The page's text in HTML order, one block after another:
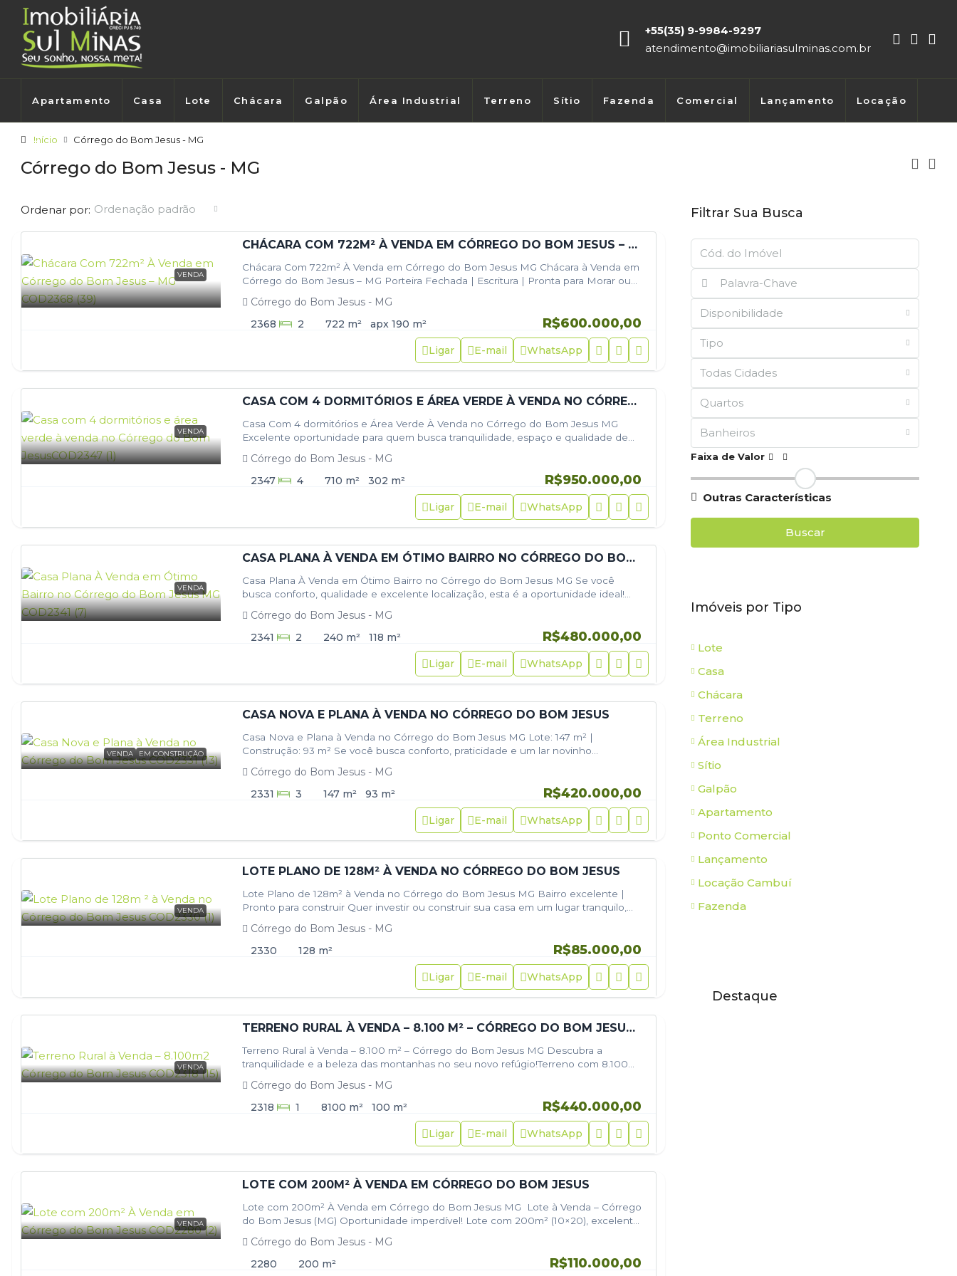
+55(35) 9-9984-9297
atendimento@imobiliariasulminas.com.br
Apartamento Casa Lote Chácara Galpão Área Industrial Terreno Sítio Fazenda Comercial Lançamento Locação
Início Córrego do Bom Jesus - MG
Córrego do Bom Jesus - MG
Ordenar por: Ordenação padrão
VENDA
CHÁCARA COM 722M² À VENDA EM CÓRREGO DO BOM JESUS – MG
Chácara Com 722m² À Venda em Córrego do Bom Jesus MG Chácara à Venda em
Córrego do Bom Jesus – MG Porteira Fechada | Escritura | Pronta para Morar ou…
Córrego do Bom Jesus - MG
2368
2 722 m² apx 190 m² R$600.000,00
Ligar E-mail WhatsApp
VENDA
CASA COM 4 DORMITÓRIOS E ÁREA VERDE À VENDA NO CÓRREGO DO BOM JESUS
Casa Com 4 dormitórios e Área Verde À Venda no Córrego do Bom Jesus MG
Excelente oportunidade para quem busca tranquilidade, espaço e qualidade de
Córrego do Bom Jesus - MG
2347
4 710 m² 302 m² R$950.000,00
Ligar E-mail WhatsApp
VENDA
CASA PLANA À VENDA EM ÓTIMO BAIRRO NO CÓRREGO DO BOM JESUS MG
Casa Plana À Venda em Ótimo Bairro no Córrego do Bom Jesus MG Se você
busca conforto, qualidade e excelente localização, esta é a oportunidade ideal!
Córrego do Bom Jesus - MG
2341
2 240 m² 118 m² R$480.000,00
Ligar E-mail WhatsApp
VENDA EM CONSTRUÇÃO
CASA NOVA E PLANA À VENDA NO CÓRREGO DO BOM JESUS
Casa Nova e Plana à Venda no Córrego do Bom Jesus MG Lote: 147 m² |
Construção: 93 m² Se você busca conforto, praticidade e um lar novinho…
Córrego do Bom Jesus - MG
2331
3 147 m² 93 m² R$420.000,00
Ligar E-mail WhatsApp
VENDA
LOTE PLANO DE 128M² À VENDA NO CÓRREGO DO BOM JESUS
Lote Plano de 128m² à Venda no Córrego do Bom Jesus MG Bairro excelente |
Pronto para construir Quer investir ou construir sua casa em um lugar tranquilo,…
Córrego do Bom Jesus - MG
2330
128 m² R$85.000,00
Ligar E-mail WhatsApp
VENDA
TERRENO RURAL À VENDA – 8.100 M² – CÓRREGO DO BOM JESUS/MG
Terreno Rural à Venda – 8.100 m² – Córrego do Bom Jesus MG Descubra a
tranquilidade e a beleza das montanhas no seu novo refúgio!Terreno com 8.100
Córrego do Bom Jesus - MG
2318
1 8100 m² 100 m² R$440.000,00
Ligar E-mail WhatsApp
VENDA
LOTE COM 200M² À VENDA EM CÓRREGO DO BOM JESUS
Lote com 200m² À Venda em Córrego do Bom Jesus MG Lote à Venda – Córrego
do Bom Jesus (MG) Oportunidade imperdível! Lote com 200m² (10×20), excelente
Córrego do Bom Jesus - MG
2280
200 m² R$110.000,00
Filtrar Sua Busca
Disponibilidade
Tipo
Todas Cidades
Quartos
Banheiros
Faixa de Valor
Outras Características
Buscar
Imóveis por Tipo
Lote
Casa
Chácara
Terreno
Área Industrial
Sítio
Galpão
Apartamento
Ponto Comercial
Lançamento
Locação Cambuí
Fazenda
Destaque